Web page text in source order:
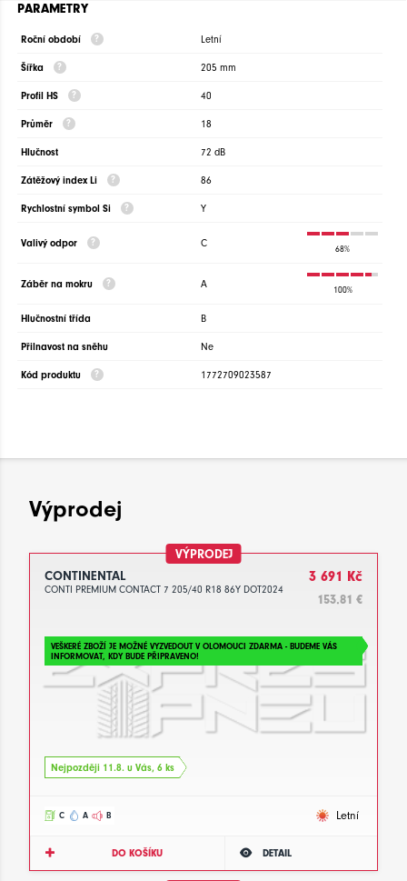
PARAMETRY
Roční období Letní
Šířka 205 mm
Profil HS 40
Průměr 18
Hlučnost 72 dB
Zátěžový index Li 86
Rychlostní symbol Si Y
Valivý odpor C
68%
Záběr na mokru A
100%
Hlučnostní třída B
Přilnavost na sněhu Ne
Kód produktu 1772709023587
Výprodej
VÝPRODEJ
CONTINENTAL
CONTI PREMIUM CONTACT 7 205/40 R18 86Y DOT2024
3 691 Kč
153.81 €
VEŠKERÉ ZBOŽÍ JE MOŽNÉ VYZVEDOUT V OLOMOUCI ZDARMA - BUDEME VÁS
INFORMOVAT, KDY BUDE PŘIPRAVENO!
Nejpozději 11.8. u Vás, 6 ks
C A B Letní
DO KOŠÍKU DETAIL